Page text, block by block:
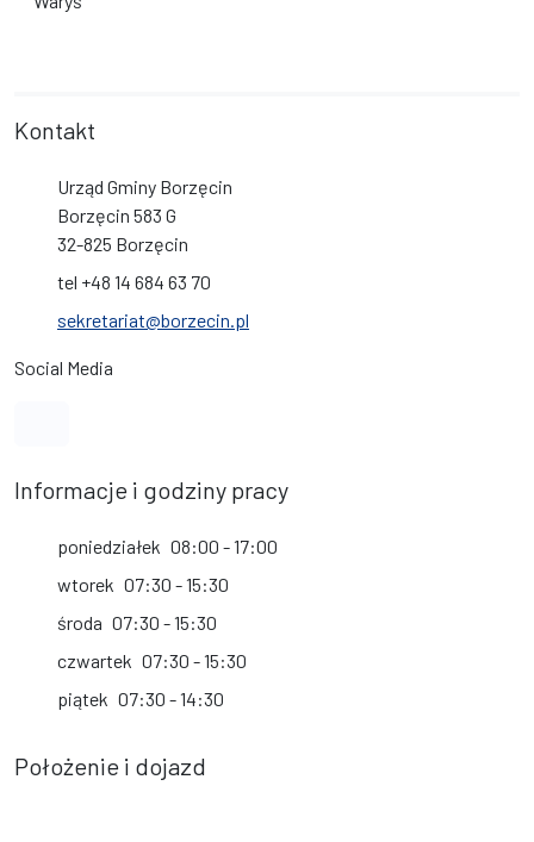
Kontakt
Urząd Gminy Borzęcin
Borzęcin 583 G
32-825 Borzęcin
tel +48 14 684 63 70
sekretariat@borzecin.pl
Social Media
Informacje i godziny pracy
poniedziałek 08:00 - 17:00
wtorek 07:30 - 15:30
środa 07:30 - 15:30
czwartek 07:30 - 15:30
piątek 07:30 - 14:30
Położenie i dojazd